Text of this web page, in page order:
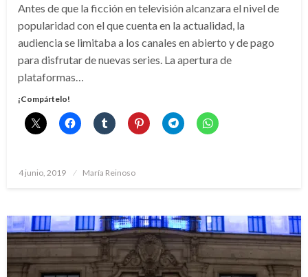
Antes de que la ficción en televisión alcanzara el nivel de
popularidad con el que cuenta en la actualidad, la
audiencia se limitaba a los canales en abierto y de pago
para disfrutar de nuevas series. La apertura de
plataformas…
¡Compártelo!
Publicado
4 junio, 2019 María Reinoso